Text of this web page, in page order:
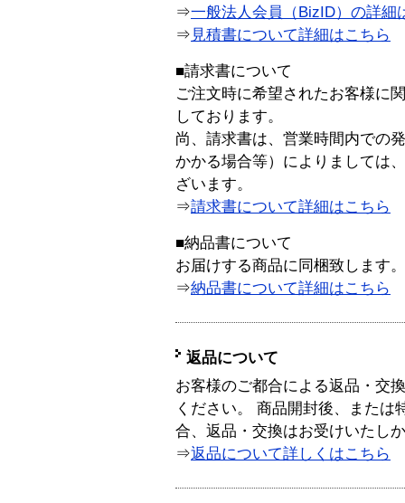
⇒一般法人会員（BizID）の詳細
⇒ 見積書について詳細はこちら
■請求書について
ご注文時に希望されたお客様に
しております。
尚、請求書は、営業時間内での
かかる場合等）によりましては
ざいます。
⇒請求書について詳細はこちら
■納品書について
お届けする商品に同梱致します。
⇒納品書について詳細はこちら
返品について
お客様のご都合による返品・交
ください。 商品開封後、または
合、返品・交換はお受けいたし
⇒返品について詳しくはこちら